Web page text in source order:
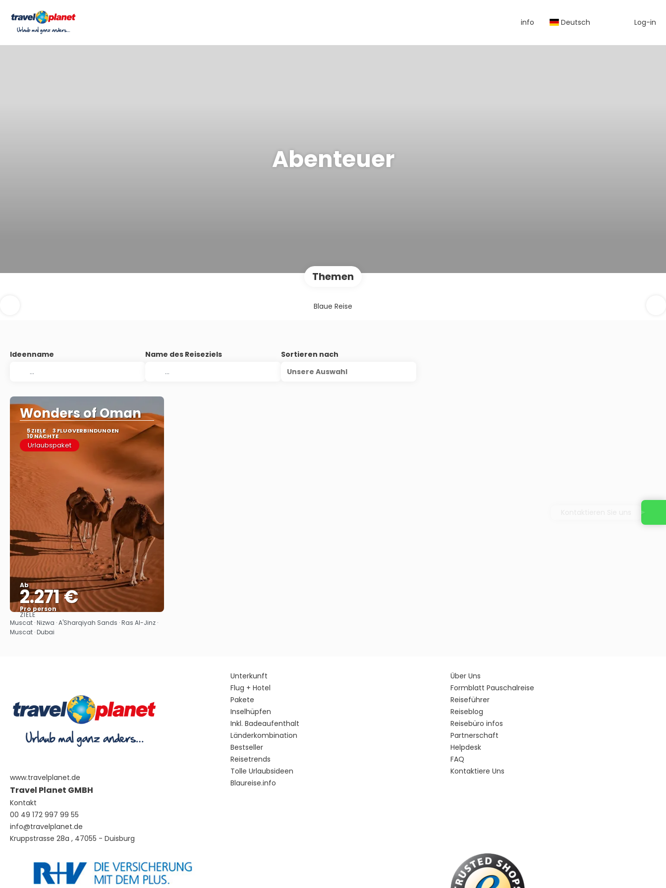
info Deutsch Log-in
Abenteuer
Themen
Blaue Reise
Ideenname Name des Reiseziels
Sortieren nach
Unsere Auswahl
Wonders of Oman
5 ZIELE 3 FLUGVERBINDUNGEN
10 NÄCHTE
Urlaubspaket
Ab
2.271 €
Pro person
Sehen
ZIELE
Muscat · Nizwa · A'Sharqiyah Sands · Ras Al-Jinz ·
Muscat · Dubai
www.travelplanet.de
Travel Planet GMBH
Kontakt
00 49 172 997 99 55
info@travelplanet.de
Kruppstrasse 28a , 47055 - Duisburg
Unterkunft
Flug + Hotel
Pakete
Inselhüpfen
Inkl. Badeaufenthalt
Länderkombination
Bestseller
Reisetrends
Tolle Urlaubsideen
Blaureise.info
Über Uns
Formblatt Pauschalreise
Reiseführer
Reiseblog
Reisebüro infos
Partnerschaft
Helpdesk
FAQ
Kontaktiere Uns